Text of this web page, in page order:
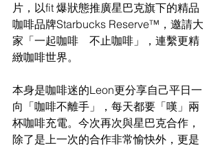
片，以fit 爆狀態推廣星巴克旗下的精品
咖啡品牌Starbucks Reserve™，邀請大
家「一起咖啡　不止咖啡」，連繫更精
緻咖啡世界。
本身是咖啡迷的Leon更分享自己平日一
向「咖啡不離手」，每天都要「嘆」兩
杯咖啡充電。今次再次與星巴克合作，
除了是上一次的合作非常愉快外，更是